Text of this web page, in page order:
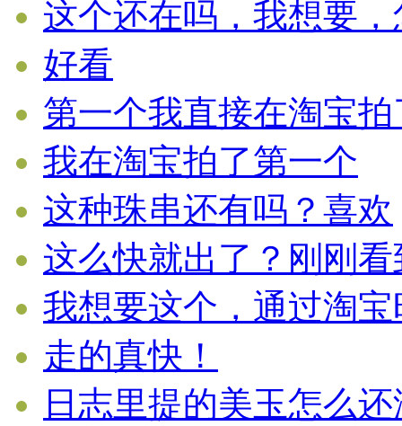
这个还在吗，我想要，
好看
第一个我直接在淘宝拍
我在淘宝拍了第一个
这种珠串还有吗？喜欢
这么快就出了？刚刚看
我想要这个，通过淘宝
走的真快！
日志里提的美玉怎么